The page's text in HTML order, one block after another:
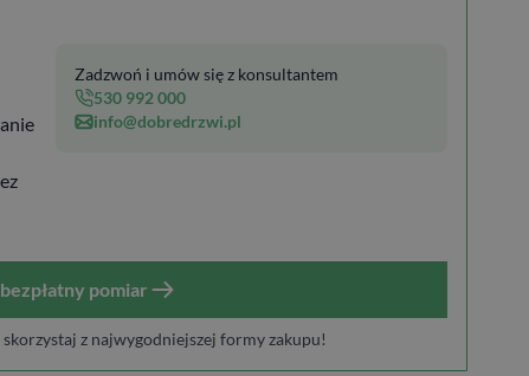
Zadzwoń i umów się z konsultantem
530 992 000
info@dobredrzwi.pl
pomiar
z najwygodniejszej formy zakupu!